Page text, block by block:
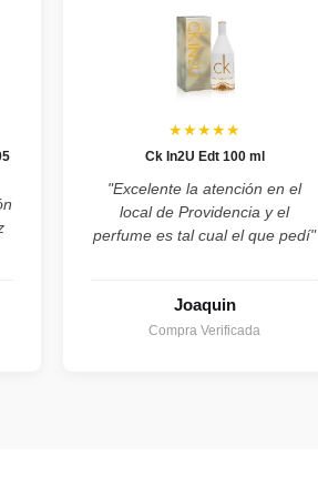
★★★★★
Ck In2U Edt 100 ml
"Excelente la atención en el
local de Providencia y el
perfume es tal cual el que pedí"
Joaquin
Compra Verificada